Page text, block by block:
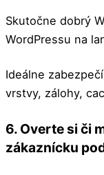
Skutočne dobrý
WordPressu na
Ideálne
vrstvy, zálohy,
6. Overte si či
zákaznícku